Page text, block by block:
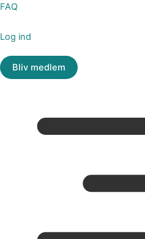
FAQ
Log ind
Bliv medlem